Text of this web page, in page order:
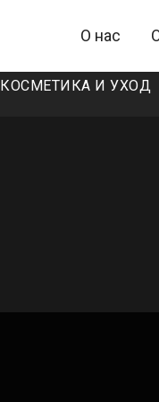
О нас
КОСМЕТИКА И УХОД